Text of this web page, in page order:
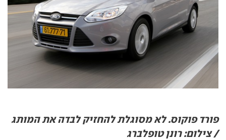
פורד פוקוס. לא מסוגלת להחזיק לבדה את המותג
/ צילום: רונן טופלברג